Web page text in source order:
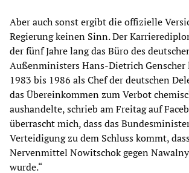
Aber auch sonst ergibt die offizielle
Regierung keinen Sinn. Der
der fünf Jahre lang das Büro des
Außenministers Hans-Dietrich
1983 bis 1986 als Chef der deutschen
das Übereinkommen zum Verbot
aushandelte, schrieb am Freitag auf
überrascht mich, dass das
Verteidigung zu dem Schluss kommt,
Nervenmittel Nowitschok gegen
wurde.“